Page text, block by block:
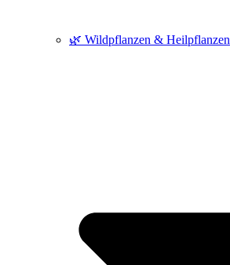
🌿 Wildpflanzen & Heilpflanzen